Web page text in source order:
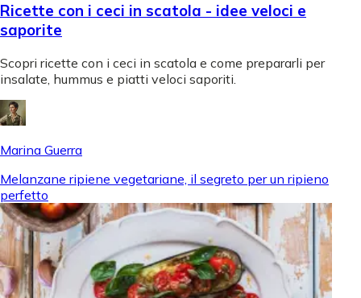
Ricette con i ceci in scatola - idee veloci e
saporite
Scopri ricette con i ceci in scatola e come prepararli per
insalate, hummus e piatti veloci saporiti.
Marina Guerra
Melanzane ripiene vegetariane, il segreto per un ripieno
perfetto